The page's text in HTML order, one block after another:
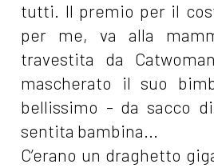
tutti. Il premio per il
per me, va alla
travestita da
mascherato il suo
bellissimo - da sacco
sentita bambina...
C’erano un draghetto